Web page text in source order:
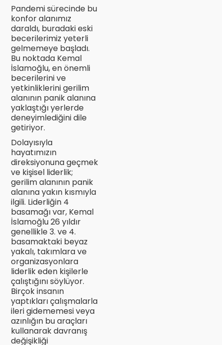
Pandemi sürecinde bu
konfor alanımız
daraldı, buradaki eski
becerilerimiz yeterli
gelmemeye başladı.
Bu noktada Kemal
İslamoğlu, en önemli
becerilerini ve
yetkinliklerini gerilim
alanının panik alanına
yaklaştığı yerlerde
deneyimlediğini dile
getiriyor.
Dolayısıyla
hayatımızın
direksiyonuna geçmek
ve kişisel liderlik;
gerilim alanının panik
alanına yakın kısmıyla
ilgili. Liderliğin 4
basamağı var, Kemal
İslamoğlu 26 yıldır
genellikle 3. ve 4.
basamaktaki beyaz
yakalı, takımlara ve
organizasyonlara
liderlik eden kişilerle
çalıştığını söylüyor.
Birçok insanın
yaptıkları çalışmalarla
ileri gidememesi veya
azınlığın bu araçları
kullanarak davranış
değişikliği